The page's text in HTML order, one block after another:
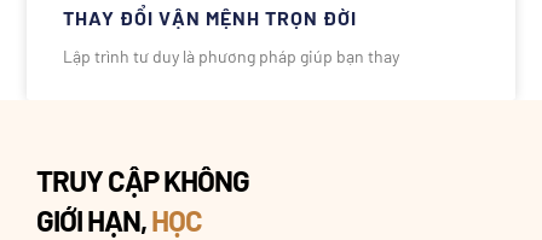
THAY ĐỔI VẬN MỆNH TRỌN ĐỜI
Lập trình tư duy là phương pháp giúp bạn thay
TRUY CẬP KHÔNG
GIỚI HẠN,HỌC